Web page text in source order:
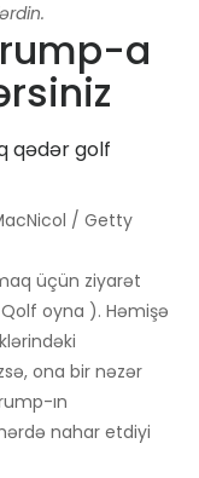
a
/ Getty
üçün ziyarət
oyna ). Həmişə
ona bir nəzər
ın
nahar etdiyi